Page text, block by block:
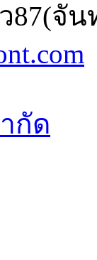
87(จั
กัด